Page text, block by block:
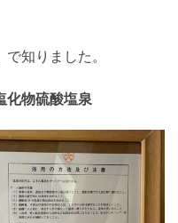
知りました。
化物硫酸塩泉